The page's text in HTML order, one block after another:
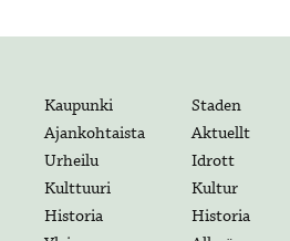
Kaupunki
Staden
Ajankohtaista
Aktuellt
Urheilu
Idrott
Kulttuuri
Kultur
Historia
Historia